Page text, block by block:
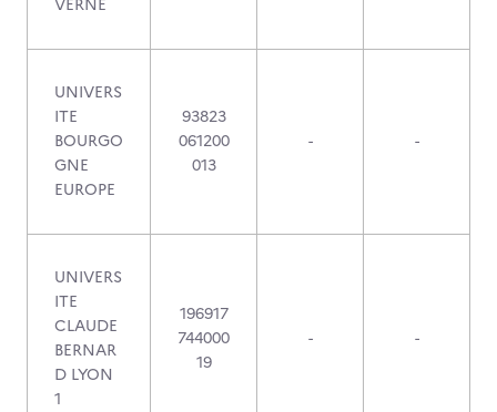
VERNE
UNIVERS
ITE
BOURGO
GNE
EUROPE
93823
061200
013
- -
UNIVERS
ITE
CLAUDE
BERNAR
D LYON
1
196917
744000
19
- -